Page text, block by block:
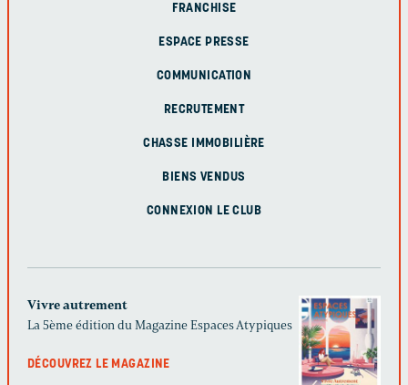
FRANCHISE
ESPACE PRESSE
COMMUNICATION
RECRUTEMENT
CHASSE IMMOBILIÈRE
BIENS VENDUS
CONNEXION LE CLUB
Vivre autrement
La 5ème édition du Magazine Espaces Atypiques
DÉCOUVREZ LE MAGAZINE